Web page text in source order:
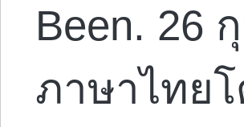
Been. 26
ภาษาไทย